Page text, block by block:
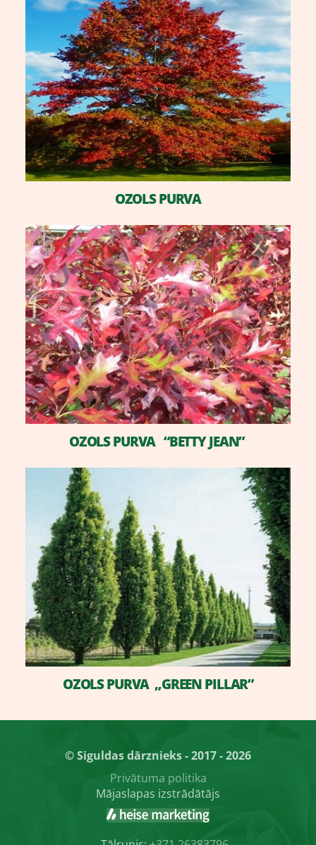
​OZOLS PURVA
OZOLS PURVA “BETTY JEAN”
OZOLS PURVA „GREEN PILLAR”
© Siguldas dārznieks - 2017 - 2026
Privātuma politika
Mājaslapas izstrādātājs